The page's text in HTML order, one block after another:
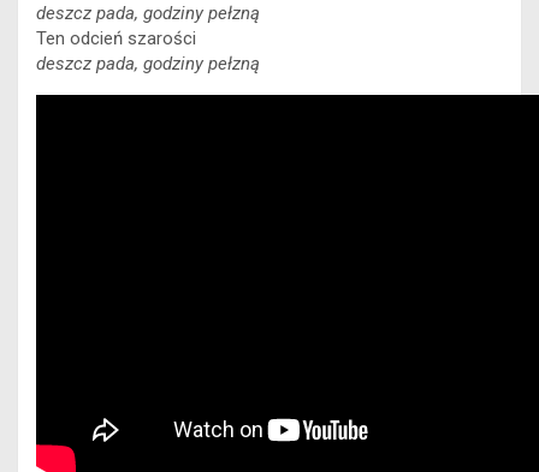
deszcz pada, godziny pełzną
Ten odcień szarości
deszcz pada, godziny pełzną